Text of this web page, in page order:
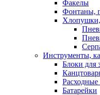
Факелы
Фонтаны,
Хлопушки,
Инструменты,
Блоки для
Батарейки